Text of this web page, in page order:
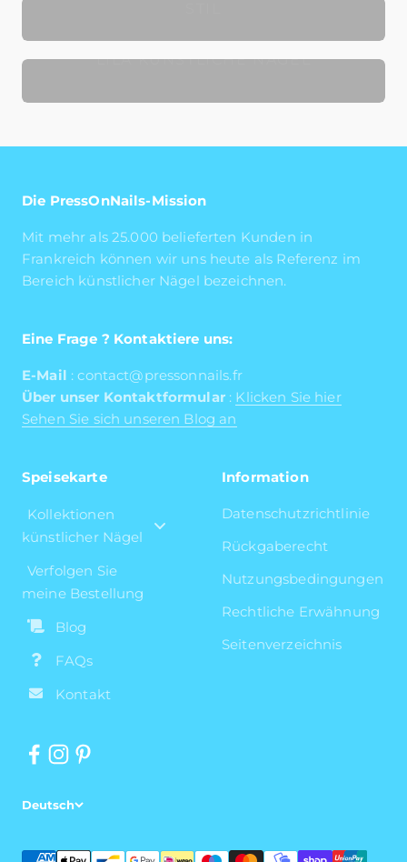
LILA KÜNSTLICHE NÄGEL
Die PressOnNails-Mission
Mit mehr als 25.000 belieferten Kunden in
Frankreich können wir uns heute als Referenz im
Bereich künstlicher Nägel bezeichnen.
Eine Frage ? Kontaktiere uns:
E-Mail : contact@pressonnails.fr
Über unser Kontaktformular: Klicken Sie hier
Sehen Sie sich unseren Blog an
Speisekarte
Kollektionen
künstlicher Nägel
Verfolgen Sie
meine Bestellung
Blog
FAQs
Kontakt
Information
Datenschutzrichtlinie
Rückgaberecht
Nutzungsbedingungen
Rechtliche Erwähnung
Seitenverzeichnis
Deutsch